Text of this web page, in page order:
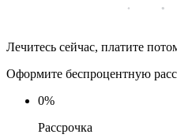
Лечитесь сейчас, платите
Оформите беспроцентную
0%
Рассрочка